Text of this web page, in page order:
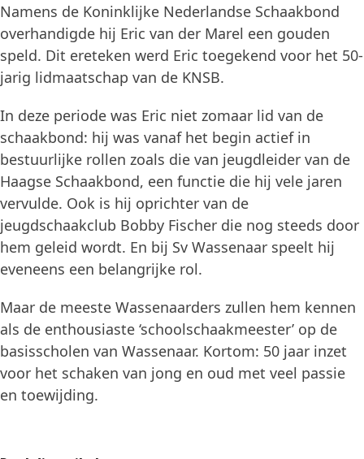
Namens de Koninklijke Nederlandse Schaakbond
overhandigde hij Eric van der Marel een gouden
speld. Dit ereteken werd Eric toegekend voor het 50-
jarig lidmaatschap van de KNSB.
In deze periode was Eric niet zomaar lid van de
schaakbond: hij was vanaf het begin actief in
bestuurlijke rollen zoals die van jeugdleider van de
Haagse Schaakbond, een functie die hij vele jaren
vervulde. Ook is hij oprichter van de
jeugdschaakclub Bobby Fischer die nog steeds door
hem geleid wordt. En bij Sv Wassenaar speelt hij
eveneens een belangrijke rol.
Maar de meeste Wassenaarders zullen hem kennen
als de enthousiaste ‘schoolschaakmeester’ op de
basisscholen van Wassenaar. Kortom: 50 jaar inzet
voor het schaken van jong en oud met veel passie
en toewijding.